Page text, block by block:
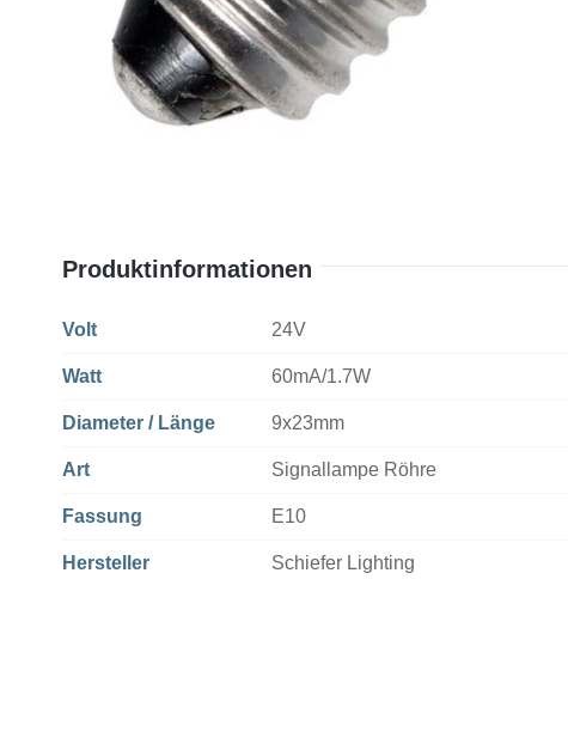
Produktinformationen
Volt 24V
Watt 60mA/1.7W
Diameter / Länge 9x23mm
Art Signallampe Röhre
Fassung E10
Hersteller Schiefer Lighting